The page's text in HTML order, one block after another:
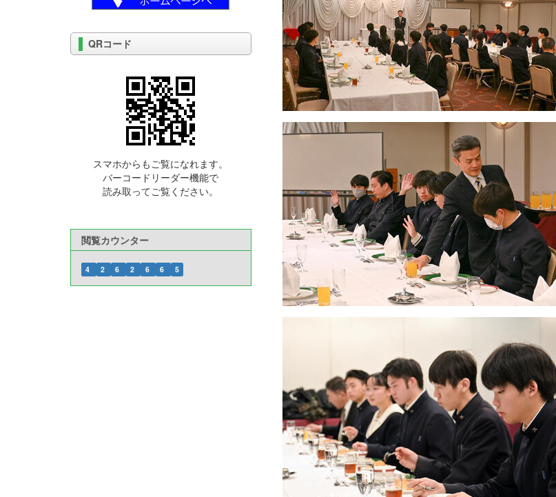
QRコード
スマホからもご覧になれます。
バーコードリーダー機能で
読み取ってご覧ください。
閲覧カウンター
4 2 6 2 6 6 5